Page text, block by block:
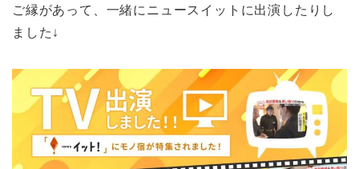
ご縁があって、一緒にニュースイットに出演したりし
ました↓